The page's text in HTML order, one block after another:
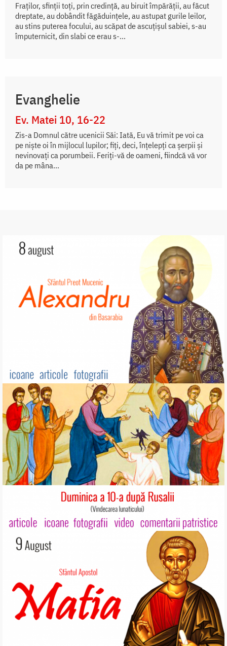
Fraților, sfinții toți, prin credință, au biruit împărății, au făcut
dreptate, au dobândit făgăduințele, au astupat gurile leilor,
au stins puterea focului, au scăpat de ascuțișul sabiei, s-au
împuternicit, din slabi ce erau s-...
Evanghelie
Ev. Matei 10, 16-22
Zis-a Domnul către ucenicii Săi: Iată, Eu vă trimit pe voi ca
pe niște oi în mijlocul lupilor; fiți, deci, înțelepți ca șerpii și
nevinovați ca porumbeii. Feriți-vă de oameni, fiindcă vă vor
da pe mâna...